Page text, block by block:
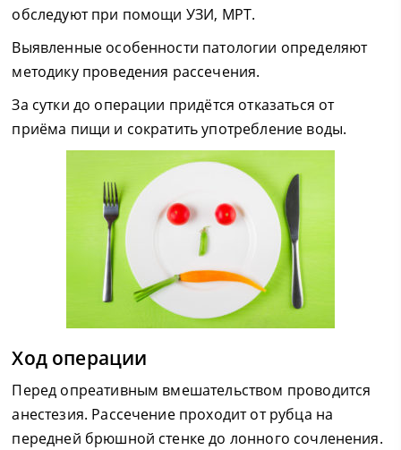
обследуют при помощи УЗИ, МРТ.
Выявленные особенности патологии определяют
методику проведения рассечения.
За сутки до операции придётся отказаться от
приёма пищи и сократить употребление воды.
Ход операции
Перед опреативным вмешательством проводится
анестезия. Рассечение проходит от рубца на
передней брюшной стенке до лонного сочленения.